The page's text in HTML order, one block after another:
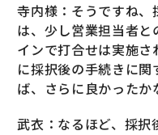
寺内様：そうですね
は、少し営業担当者と
インで打合せは実施
に採択後の手続きに
ば、さらに良かったか
武衣：なるほど、採